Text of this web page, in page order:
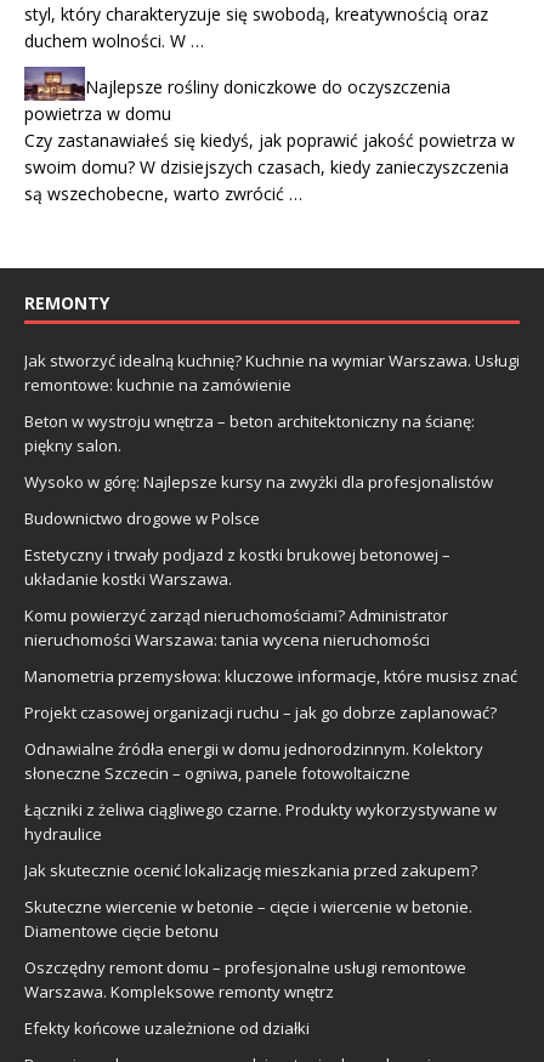
styl, który charakteryzuje się swobodą, kreatywnością oraz
duchem wolności. W …
Najlepsze rośliny doniczkowe do oczyszczenia
powietrza w domu
Czy zastanawiałeś się kiedyś, jak poprawić jakość powietrza w
swoim domu? W dzisiejszych czasach, kiedy zanieczyszczenia
są wszechobecne, warto zwrócić …
REMONTY
Jak stworzyć idealną kuchnię? Kuchnie na wymiar Warszawa. Usługi
remontowe: kuchnie na zamówienie
Beton w wystroju wnętrza – beton architektoniczny na ścianę:
piękny salon.
Wysoko w górę: Najlepsze kursy na zwyżki dla profesjonalistów
Budownictwo drogowe w Polsce
Estetyczny i trwały podjazd z kostki brukowej betonowej –
układanie kostki Warszawa.
Komu powierzyć zarząd nieruchomościami? Administrator
nieruchomości Warszawa: tania wycena nieruchomości
Manometria przemysłowa: kluczowe informacje, które musisz znać
Projekt czasowej organizacji ruchu – jak go dobrze zaplanować?
Odnawialne źródła energii w domu jednorodzinnym. Kolektory
słoneczne Szczecin – ogniwa, panele fotowoltaiczne
Łączniki z żeliwa ciągliwego czarne. Produkty wykorzystywane w
hydraulice
Jak skutecznie ocenić lokalizację mieszkania przed zakupem?
Skuteczne wiercenie w betonie – cięcie i wiercenie w betonie.
Diamentowe cięcie betonu
Oszczędny remont domu – profesjonalne usługi remontowe
Warszawa. Kompleksowe remonty wnętrz
Efekty końcowe uzależnione od działki